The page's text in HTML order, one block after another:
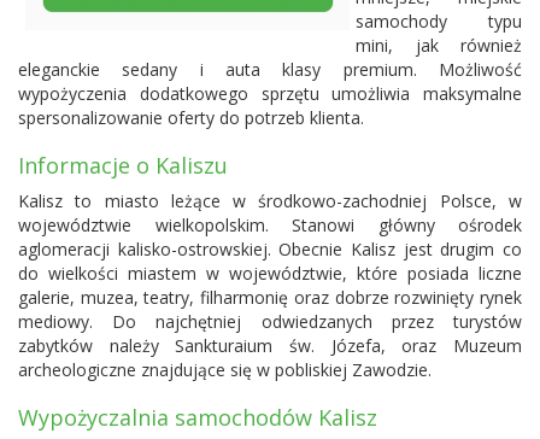
samochody typu
mini, jak również
eleganckie sedany i auta klasy premium. Możliwość
wypożyczenia dodatkowego sprzętu umożliwia maksymalne
spersonalizowanie oferty do potrzeb klienta.
Informacje o Kaliszu
Kalisz to miasto leżące w środkowo-zachodniej Polsce, w
województwie wielkopolskim. Stanowi główny ośrodek
aglomeracji kalisko-ostrowskiej. Obecnie Kalisz jest drugim co
do wielkości miastem w województwie, które posiada liczne
galerie, muzea, teatry, filharmonię oraz dobrze rozwinięty rynek
mediowy. Do najchętniej odwiedzanych przez turystów
zabytków należy Sankturaium św. Józefa, oraz Muzeum
archeologiczne znajdujące się w pobliskiej Zawodzie.
Wypożyczalnia samochodów Kalisz